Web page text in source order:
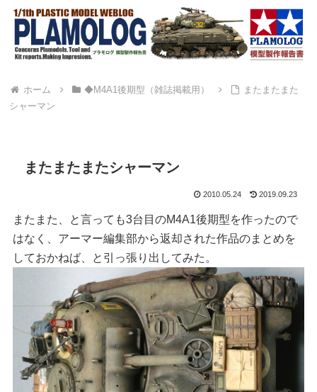
ホーム ◆M4A1後期型（雑誌掲載用）
またまたまた
シャーマン
またまたまたシャーマン
2010.05.24 2019.09.23
またまた、と言っても3台目のM4A1後期型を作ったので
はなく、アーマー編集部から返却された作品のまとめを
しておかねば、と引っ張り出してみた。